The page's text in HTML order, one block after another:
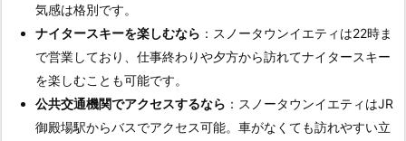
気感は格別です。
ナイタースキーを楽しむなら ：スノータウンイエティは22時ま
で営業しており、仕事終わりや夕方から訪れてナイタースキー
を楽しむことも可能です。
公共交通機関でアクセスするなら ：スノータウンイエティはJR
御殿場駅からバスでアクセス可能。車がなくても訪れやすい立